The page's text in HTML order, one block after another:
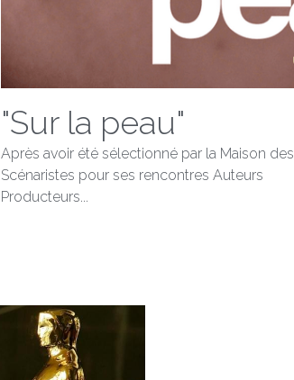
"Sur la peau"
Après avoir été sélectionné par la Maison des
Scénaristes pour ses rencontres Auteurs
Producteurs...